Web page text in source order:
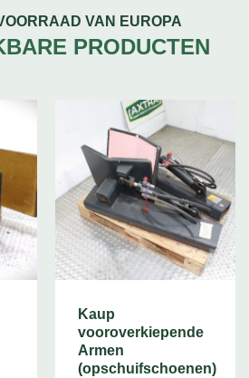
VAN EUROPA
PRODUCTEN
Kaup
vooroverkiepende
Armen
(opschuifschoenen)